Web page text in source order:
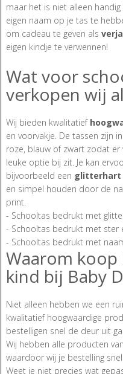
maar het is niet alleen
eigen naam op je tas te
om cadeau te geven als
eigen kindje te verwennen!
Wat voor
verkopen wij
Wij bieden kwalitatief
en voorvakje. De tassen zijn
roze, blauw of zwart zodat
leuke optie bij zit. Je kan
bijvoorbeeld een glitterhart
en simpel houden door de
print.
- Schooltas bedrukt met
- Schooltas bedrukt met ster
- Schooltas bedrukt met
Waarom
kind bij Baby
Niet alleen hebben we een
kwalitatief hoogwaardige
bestelligen snel de deur uit
Wij hebben alle producten
waardoor wij je bestelling
Weet je niet precies wat